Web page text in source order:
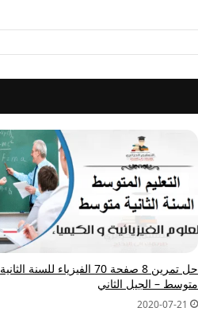
حل تمرين 8 صفحة 70 الفيزياء للسنة الثانية
متوسط – الجيل الثاني
2020-07-21